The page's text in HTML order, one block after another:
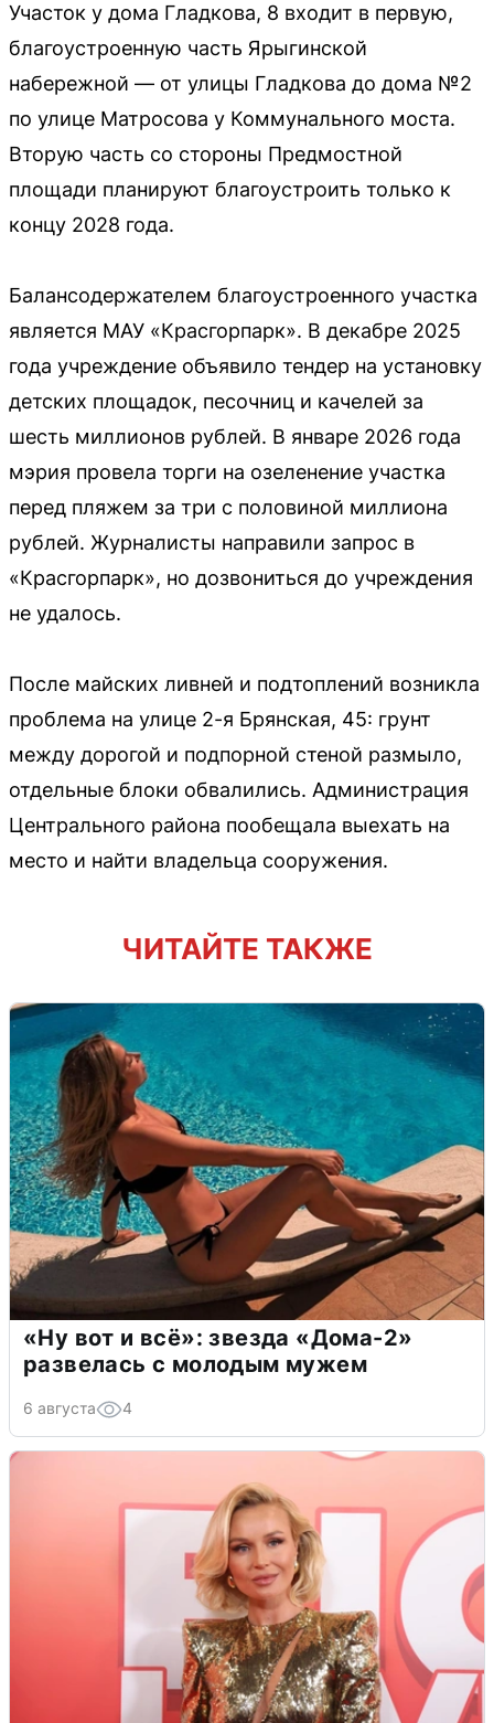
Участок у дома Гладкова, 8 входит в первую,
благоустроенную часть Ярыгинской
набережной — от улицы Гладкова до дома №2
по улице Матросова у Коммунального моста.
Вторую часть со стороны Предмостной
площади планируют благоустроить только к
концу 2028 года.
Балансодержателем благоустроенного участка
является МАУ «Красгорпарк». В декабре 2025
года учреждение объявило тендер на установку
детских площадок, песочниц и качелей за
шесть миллионов рублей. В январе 2026 года
мэрия провела торги на озеленение участка
перед пляжем за три с половиной миллиона
рублей. Журналисты направили запрос в
«Красгорпарк», но дозвониться до учреждения
не удалось.
После майских ливней и подтоплений возникла
проблема на улице 2-я Брянская, 45: грунт
между дорогой и подпорной стеной размыло,
отдельные блоки обвалились. Администрация
Центрального района пообещала выехать на
место и найти владельца сооружения.
ЧИТАЙТЕ ТАКЖЕ
«Ну вот и всё»: звезда «Дома-2»
развелась с молодым мужем
6 августа 4